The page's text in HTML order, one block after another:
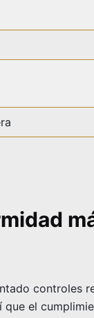
controles
el